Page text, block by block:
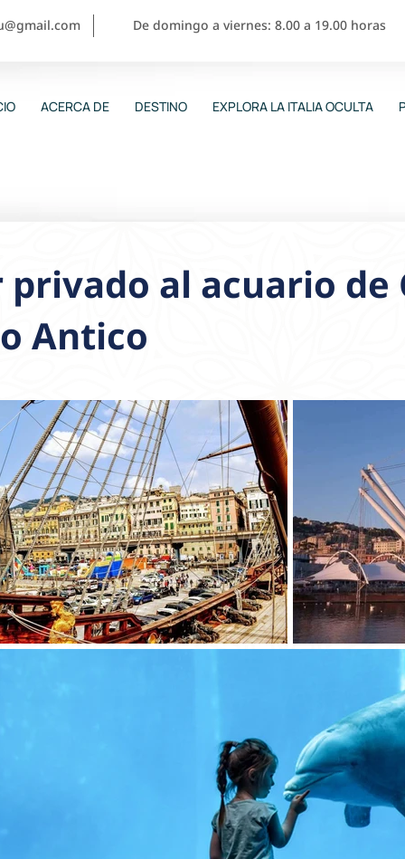
De domingo a viernes: 8.00 a 19.00 horas
ACERCA DE DESTINO EXPLORA LA ITALIA OCULTA
privado al acuario de
Antico